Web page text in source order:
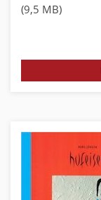
(9,5 MB)